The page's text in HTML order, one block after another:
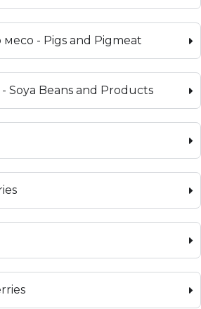
- Pigs and Pigmeat
Soya Beans and Products